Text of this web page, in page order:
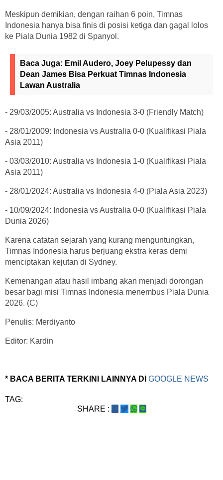
Meskipun demikian, dengan raihan 6 poin, Timnas
Indonesia hanya bisa finis di posisi ketiga dan gagal lolos
ke Piala Dunia 1982 di Spanyol.
Baca Juga: Emil Audero, Joey Pelupessy dan
Dean James Bisa Perkuat Timnas Indonesia
Lawan Australia
- 29/03/2005: Australia vs Indonesia 3-0 (Friendly Match)
- 28/01/2009: Indonesia vs Australia 0-0 (Kualifikasi Piala
Asia 2011)
- 03/03/2010: Australia vs Indonesia 1-0 (Kualifikasi Piala
Asia 2011)
- 28/01/2024: Australia vs Indonesia 4-0 (Piala Asia 2023)
- 10/09/2024: Indonesia vs Australia 0-0 (Kualifikasi Piala
Dunia 2026)
Karena catatan sejarah yang kurang menguntungkan,
Timnas Indonesia harus berjuang ekstra keras demi
menciptakan kejutan di Sydney.
Kemenangan atau hasil imbang akan menjadi dorongan
besar bagi misi Timnas Indonesia menembus Piala Dunia
2026. (C)
Penulis: Merdiyanto
Editor: Kardin
* BACA BERITA TERKINI LAINNYA DI GOOGLE NEWS
TAG:
SHARE :